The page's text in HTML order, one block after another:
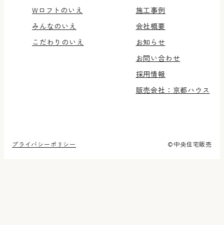
Wロフトのいえ
みんなのいえ
こだわりのいえ
施工事例
会社概要
お知らせ
お問い合わせ
採用情報
販売会社：京都ハウス
プライバシーポリシー ©️中央住宅販売